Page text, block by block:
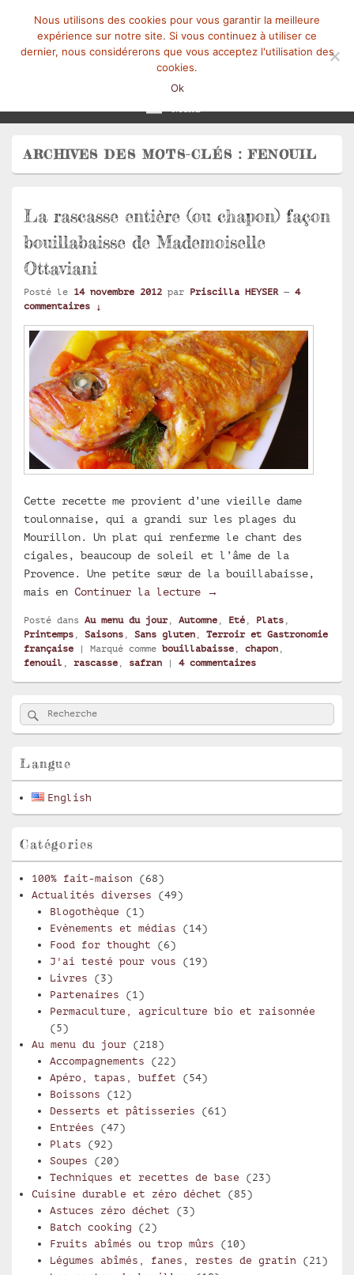
ARCHIVES DES MOTS-CLÉS :FENOUIL
La rascasse entière (ou chapon) façon
bouillabaisse de Mademoiselle
Ottaviani
Posté le 14 novembre 2012 par Priscilla HEYSER — 4
commentaires ↓
Cette recette me provient d’une vieille dame
toulonnaise, qui a grandi sur les plages du
Mourillon. Un plat qui renferme le chant des
cigales, beaucoup de soleil et l’âme de la
Provence. Une petite sœur de la bouillabaisse,
mais en Continuer la lecture La rascasse entière
→
Posté dans Au menu du jour, Automne , Eté , Plats ,
Printemps , Saisons , Sans gluten , Terroir et Gastronomie
française
| Marqué comme bouillabaisse , chapon ,
fenouil , rascasse , safran | 4commentaires
Zone
principale
de
pour
latérale
Recherche :
Rechercher
Langue
English
Catégories
100% fait-maison (68)
Actualités diverses (49)
Blogothèque (1)
Evènements et médias (14)
Food for thought (6)
J'ai testé pour vous (19)
Livres (3)
Partenaires (1)
Permaculture, agriculture bio et raisonnée
(5)
Au menu du jour (218)
Accompagnements (22)
Apéro, tapas, buffet (54)
Boissons (12)
Desserts et pâtisseries (61)
Entrées (47)
Plats (92)
Soupes (20)
Techniques et recettes de base (23)
Cuisine durable et zéro déchet (85)
Astuces zéro déchet (3)
Batch cooking (2)
Fruits abîmés ou trop mûrs (10)
Légumes abîmés, fanes, restes de gratin (21)
Nous utilisons des cookies pour vous garantir la meilleure
expérience sur notre site. Si vous continuez à utiliser ce
dernier, nous considérerons que vous acceptez l'utilisation des
cookies.
Ok